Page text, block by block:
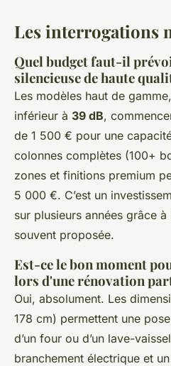
Les interrogations
Quel budget faut-il
silencieuse de haute
Les modèles haut de
inférieur à 39 dB,
de 1 500 € pour une
colonnes complètes (100+
zones et finitions premium
5 000 €. C’est un
sur plusieurs années grâce
souvent proposée.
Est-ce le bon moment
lors d'une rénovation
Oui, absolument. Les
178 cm) permettent une
d’un four ou d’un lave-
branchement électrique et